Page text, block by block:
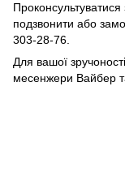
подзвонити або
303-28-76.
Для вашої
месенжери Вайбер